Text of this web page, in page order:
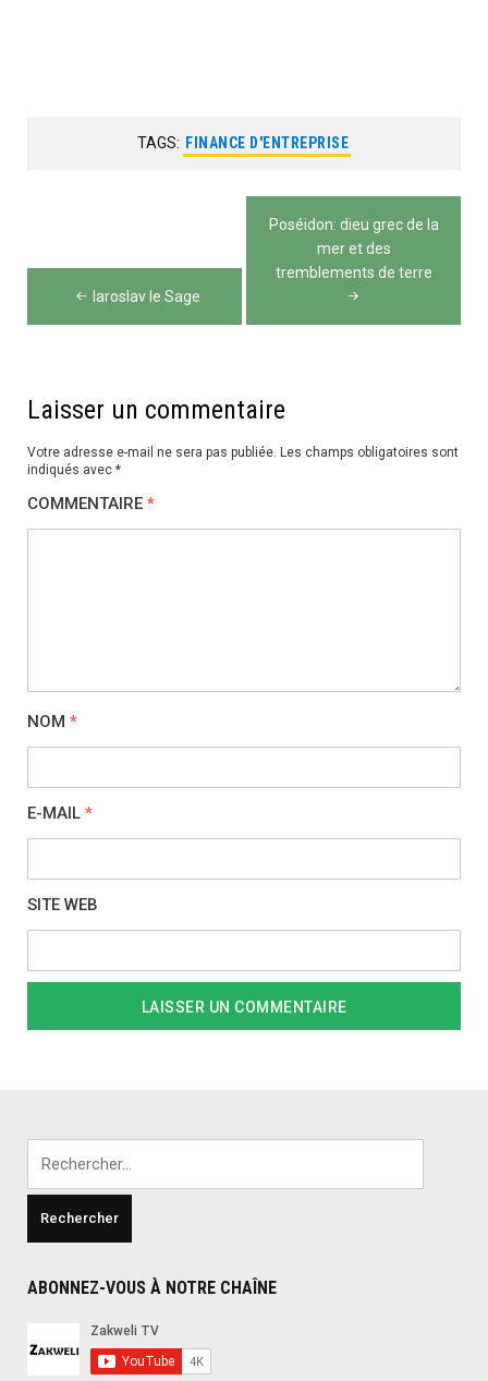
TAGS: FINANCE D'ENTREPRISE
de
l’articleIaroslav le Sage
Poséidon: dieu grec de la
mer et des
tremblements de terre
Laisser un commentaire
Votre adresse e-mail ne sera pas publiée. Les champs obligatoires sont
indiqués avec *
COMMENTAIRE *
NOM *
E-MAIL *
SITE WEB
ABONNEZ-VOUS À NOTRE CHAÎNE